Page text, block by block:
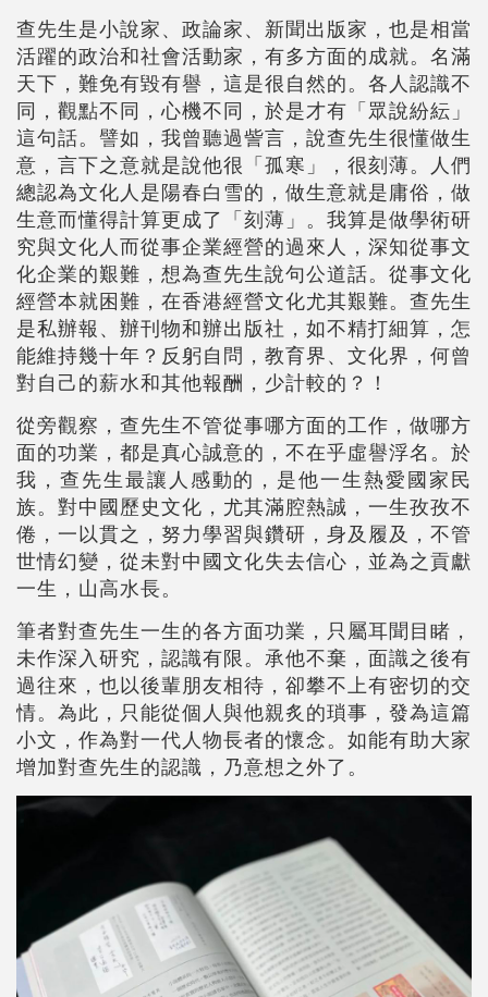
查先生是小說家、政論家、新聞出版家，也是相當
活躍的政治和社會活動家，有多方面的成就。名滿
天下，難免有毀有譽，這是很自然的。各人認識不
同，觀點不同，心機不同，於是才有「眾說紛紜」
這句話。譬如，我曾聽過訾言，說查先生很懂做生
意，言下之意就是說他很「孤寒」，很刻薄。人們
總認為文化人是陽春白雪的，做生意就是庸俗，做
生意而懂得計算更成了「刻薄」。我算是做學術研
究與文化人而從事企業經營的過來人，深知從事文
化企業的艱難，想為查先生說句公道話。從事文化
經營本就困難，在香港經營文化尤其艱難。查先生
是私辦報、辦刊物和辦出版社，如不精打細算，怎
能維持幾十年？反躬自問，教育界、文化界，何曾
對自己的薪水和其他報酬，少計較的？！
從旁觀察，查先生不管從事哪方面的工作，做哪方
面的功業，都是真心誠意的，不在乎虛譽浮名。於
我，查先生最讓人感動的，是他一生熱愛國家民
族。對中國歷史文化，尤其滿腔熱誠，一生孜孜不
倦，一以貫之，努力學習與鑽研，身及履及，不管
世情幻變，從未對中國文化失去信心，並為之貢獻
一生，山高水長。
筆者對查先生一生的各方面功業，只屬耳聞目睹，
未作深入研究，認識有限。承他不棄，面識之後有
過往來，也以後輩朋友相待，卻攀不上有密切的交
情。為此，只能從個人與他親炙的瑣事，發為這篇
小文，作為對一代人物長者的懷念。如能有助大家
增加對查先生的認識，乃意想之外了。